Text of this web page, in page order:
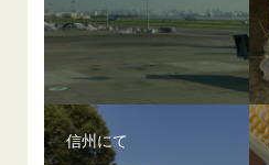
信州にて